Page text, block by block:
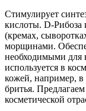
Стимулирует
кислоты. D-Рибоза
(кремах,
морщинами.
необходимыми для
используется в
кожей, например, в
бритья.
косметической